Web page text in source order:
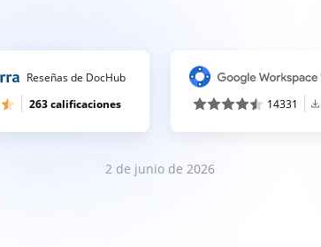
Reseñas de DocHub
263 calificaciones
14331
2 de junio de 2026